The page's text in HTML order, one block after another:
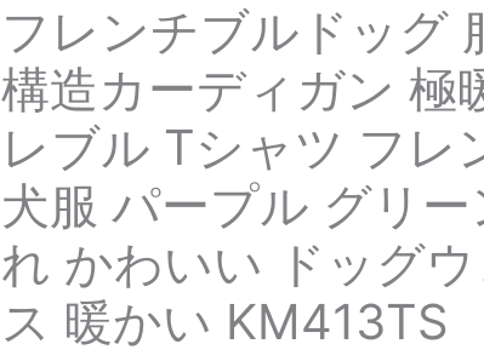
フレンチブルドッグ
構造カーディガン 極
レブル Tシャツ フレ
犬服 パープル グリ
れ かわいい ドッグ
ス 暖かい KM413TS